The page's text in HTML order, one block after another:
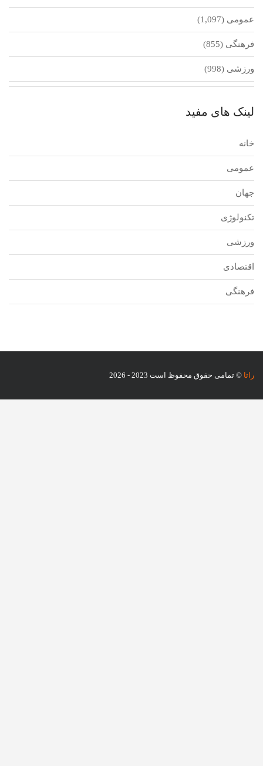
عمومی (1,097)
فرهنگی (855)
ورزشی (998)
لینک های مفید
خانه
عمومی
جهان
تکنولوژی
ورزشی
اقتصادی
فرهنگی
راتا © تمامی حقوق محفوظ است 2023 - 2026